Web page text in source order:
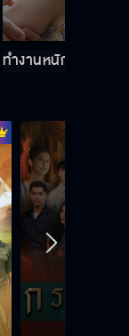
ทำงานหนักจนแท้งลูก